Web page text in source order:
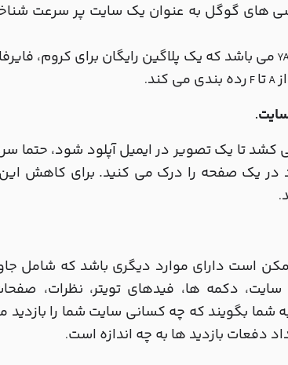
بیشتر از 75 درصد از بررسی های گوگل به عنوان یک سایت پر
می باشد که یک پلاگین رایگان برای کروم،
AتاF رده بندی می کند.
.
کشد تا یک تصویر در ایمیل آپلود شود، حتما
در یک صفحه را درک می کنید. برای کاهش
.
است دارای موارد دیگری باشد که شامل
دکمه ها، فیدهای تویتر، نظرات،
شما بگویند که چه کسانی سایت شما را بازدید
دفعات بازدید ها به چه اندازه است.